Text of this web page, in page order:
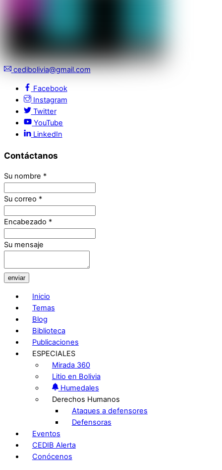
cedibolivia@gmail.com
Facebook
Instagram
Twitter
YouTube
LinkedIn
Contáctanos
Su nombre *
Su correo *
Encabezado *
Su mensaje
enviar
Inicio
Temas
Blog
Biblioteca
Publicaciones
ESPECIALES
Mirada 360
Litio en Bolivia
Humedales
Derechos Humanos
Ataques a defensores
Defensoras
Eventos
CEDIB Alerta
Conócenos